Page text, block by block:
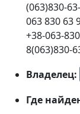
(063)830-
063 830 63
+38-063-
8(063)830-
Владелец:
Где